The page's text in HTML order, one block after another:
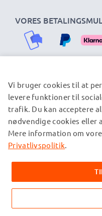
VORES
VORES
© subtel.dk 2026
Alle priser er inklusive
ejere og er nævnt på
oplysninger om vores
Vi bruger cookies til at
levere funktioner til
trafik. Du kan acceptere
nødvendige cookies
Mere information om
Privatlivspolitik.